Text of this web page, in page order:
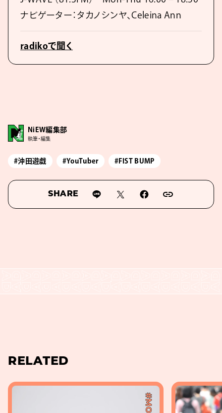
ナビゲーター：タカノシンヤ、Celeina Ann
radikoで聞く
NiEW編集部
執筆・編集
#沖田遊戯 #YouTuber #FIST BUMP
SHARE
RELATED